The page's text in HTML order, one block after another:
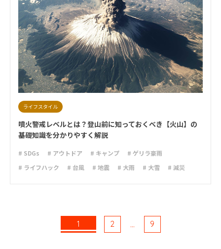
ライフスタイル
噴火警戒レベルとは？登山前に知っておくべき【火山】の
基礎知識を分かりやすく解説
# SDGs # アウトドア # キャンプ
# ゲリラ豪雨
# ライフハック
# 台風 # 地震 # 大雨 # 大雪
# 減災
1 2 … 9